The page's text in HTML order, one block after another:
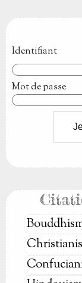
Identifiant
Mot de passe